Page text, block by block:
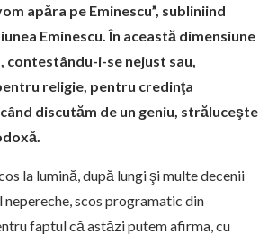
apăra pe Eminescu”, subliniind
Eminescu. În această dimensiune
contestându-i-se nejust sau,
religie, pentru credinţa
discutăm de un geniu, străluceşte
la lumină, după lungi şi multe decenii
scos programatic din
faptul că astăzi putem afirma, cu